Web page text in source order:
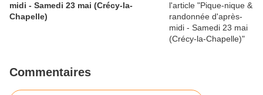
midi - Samedi 23 mai (Crécy-la-
Chapelle)
Commentaires